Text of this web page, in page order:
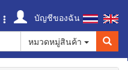
บัญชีของฉัน
หมวดหมู่สินค้า